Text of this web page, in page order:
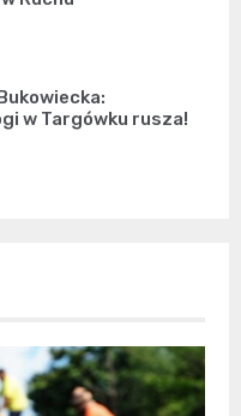
w Targówku rusza!